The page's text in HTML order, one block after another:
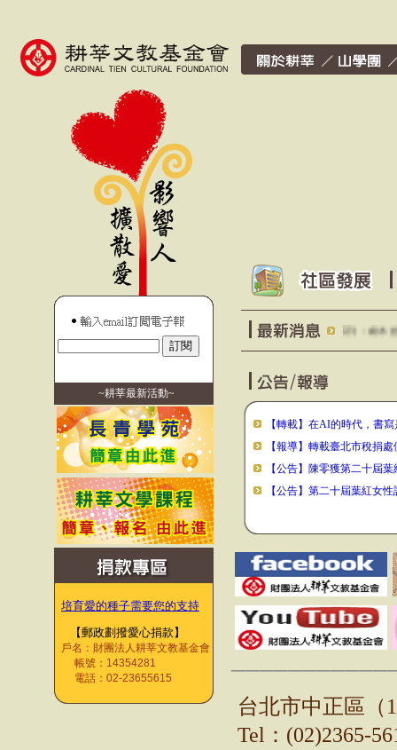
115年耕莘文學推廣研習系列：劇本創作班
【轉載】在AI的時代，書
【報導】轉載臺北市稅捐
【公告】陳零獲第二十屆
【公告】第二十屆葉紅女
培育愛的種子需要您的支持
【郵政劃撥愛心捐款】
戶名：財團法人耕莘文教基金會
帳號： 14354281
電話： 02-23655615
~耕莘最新活動~
台北市中正區（
Tel ：(02)2365-